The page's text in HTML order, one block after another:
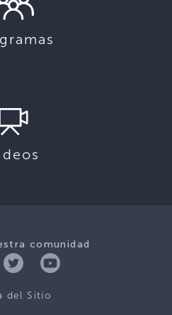
comunidad
del Sitio